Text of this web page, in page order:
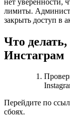
лимиты.
закрыть доступ в
Что делать,
Инстаграм
Перейдите по
сбоях.